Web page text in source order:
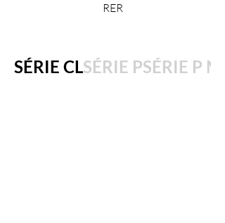
RER
SÉRIE CLSÉRIE PSÉRIE P